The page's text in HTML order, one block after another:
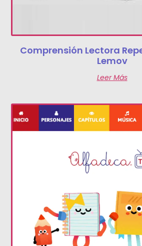
Comprensión Lectora
Lemov
Leer Más